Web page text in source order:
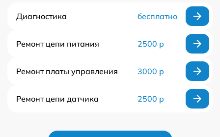
Диагностика бесплатно
Ремонт цепи питания 2500 р
Ремонт платы управления 3000 р
Ремонт цепи датчика 2500 р